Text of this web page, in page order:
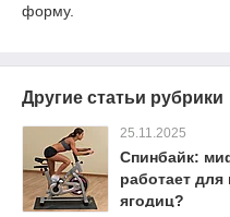
форму.
Другие статьи рубрики
25.11.2025
Спинбайк:
работает для
ягодиц?